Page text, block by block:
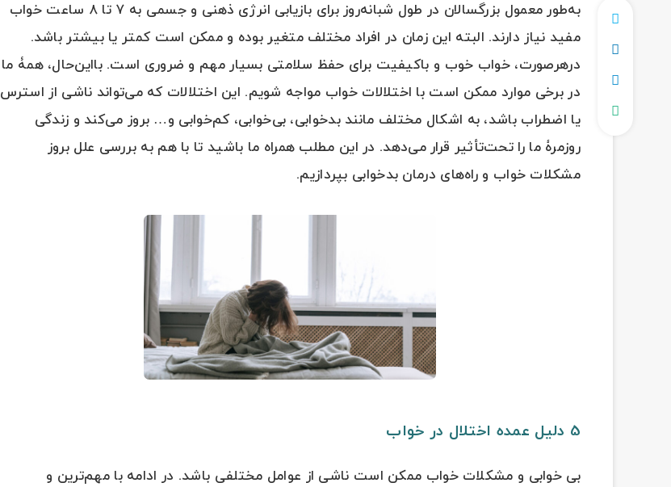
به‌طور معمول بزرگسالان در طول شبانه‌روز برای بازیابی انرژی ذهنی و جسمی به ۷ تا ۸ ساعت خواب
مفید نیاز دارند. البته این زمان در افراد مختلف متغیر بوده و ممکن است کمتر یا بیشتر باشد.
درهرصورت، خواب خوب و باکیفیت برای حفظ سلامتی بسیار مهم و ضروری است. با‌این‌حال، همۀ ما
در برخی موارد ممکن است با اختلالات خواب مواجه شویم. این اختلالات که می‌تواند ناشی از استرس
یا اضطراب باشد، به اشکال مختلف مانند بدخوابی، بی‌خوابی، کم‌خوابی و… بروز می‌کند و زندگی
روزمرۀ ما را تحت‌تأثیر قرار می‌دهد. در این مطلب همراه ما باشید تا با هم به بررسی علل بروز
مشکلات خواب و راه‌های درمان بدخوابی بپردازیم.
5 دلیل عمده اختلال در خواب
بی خوابی و مشکلات خواب ممکن است ناشی از عوامل مختلفی باشد. در ادامه با مهم‌ترین و